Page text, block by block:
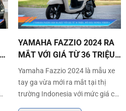
YAMAHA FAZZIO 2024 RA
MẮT VỚI GIÁ TỪ 36 TRIỆU,
ĐỐI ĐẦU HONDA VISION
Yamaha Fazzio 2024 là mẫu xe
tay ga vừa mới ra mắt tại thị
trường Indonesia với mức giá chỉ